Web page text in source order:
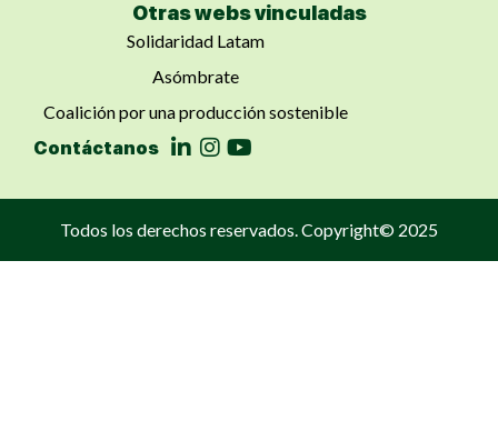
Otras webs vinculadas
Solidaridad Latam
Asómbrate
Coalición por una producción sostenible
Contáctanos
Todos los derechos reservados. Copyright© 2025